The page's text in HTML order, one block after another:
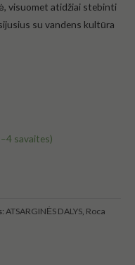
visuomet atidžiai stebinti
su vandens kultūra
savaites)
ATSARGINĖS DALYS Roca